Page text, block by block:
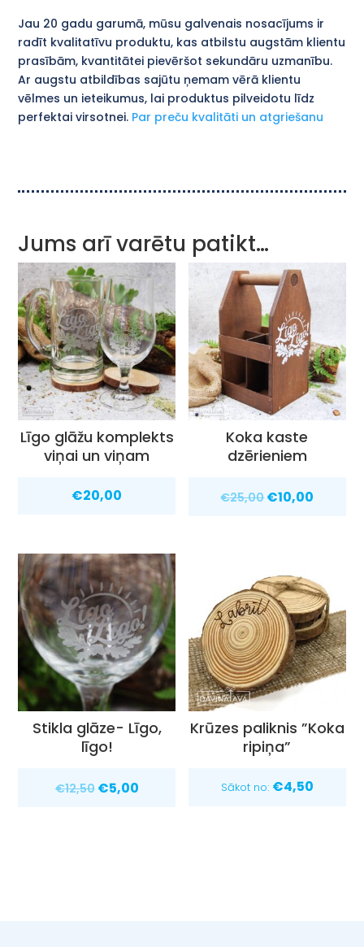
Jau 20 gadu garumā, mūsu galvenais nosacījums ir
radīt kvalitatīvu produktu, kas atbilstu augstām klientu
prasībām, kvantitātei pievēršot sekundāru uzmanību.
Ar augstu atbildības sajūtu ņemam vērā klientu
vēlmes un ieteikumus, lai produktus pilveidotu līdz
perfektai virsotnei. Par preču kvalitāti un atgriešanu
Jums arī varētu patikt…
Līgo glāžu komplekts
viņai un viņam
€20,00
Koka kaste
dzērieniem
€25,00Original
€10,00
Stikla glāze- Līgo,
līgo!
€12,50 Original
€5,00Current
Krūzes paliknis ”Koka
ripiņa”
Sākot no: €4,50